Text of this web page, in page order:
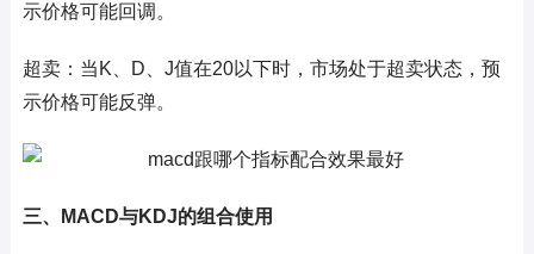
示价格可能回调。
超卖：当K、D、J值在20以下时，市场处于超卖状态，预
示价格可能反弹。
三、MACD与KDJ的组合使用